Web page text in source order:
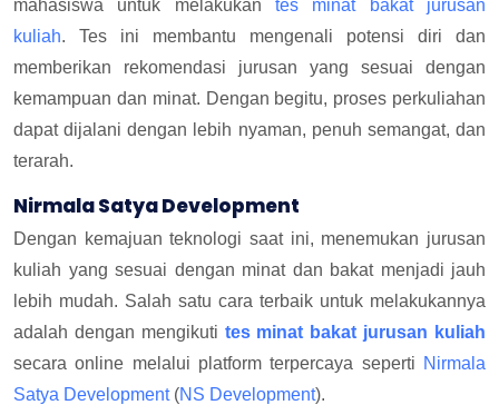
mahasiswa untuk melakukan tes minat bakat jurusan
kuliah. Tes ini membantu mengenali potensi diri dan
memberikan rekomendasi jurusan yang sesuai dengan
kemampuan dan minat. Dengan begitu, proses perkuliahan
dapat dijalani dengan lebih nyaman, penuh semangat, dan
terarah.
Nirmala Satya Development
Dengan kemajuan teknologi saat ini, menemukan jurusan
kuliah yang sesuai dengan minat dan bakat menjadi jauh
lebih mudah. Salah satu cara terbaik untuk melakukannya
adalah dengan mengikuti tes minat bakat jurusan kuliah
secara online melalui platform terpercaya seperti Nirmala
Satya Development(NS Development).